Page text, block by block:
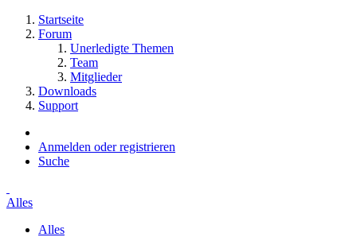
Startseite
Forum
Unerledigte Themen
Team
Mitglieder
Downloads
Support
Anmelden oder registrieren
Suche
Alles
Alles